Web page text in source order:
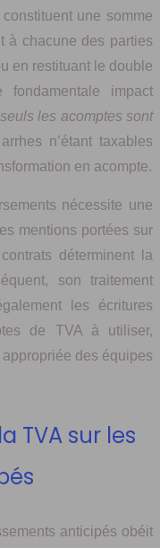
une somme
à chacune des parties
en restituant le double
impact
seuls les acomptes sont
n’étant taxables
en acompte.
nécessite une
mentions portées sur
déterminent la
son traitement
les écritures
de TVA à utiliser,
des équipes
TVA sur les
anticipés obéit